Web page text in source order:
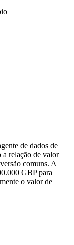
de dados de
relação de valor
comuns. A
GBP para
o valor de